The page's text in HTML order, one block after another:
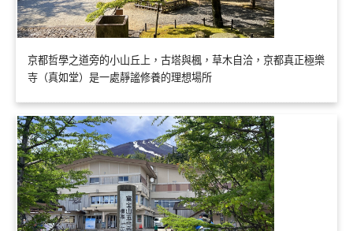
京都哲學之道旁的小山丘上，古塔與楓，草木自洽，京都真正極樂
寺（真如堂）是一處靜謐修養的理想場所